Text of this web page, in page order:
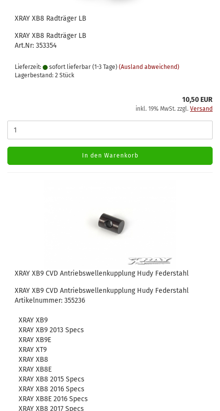
XRAY XB8 Radträger LB
XRAY XB8 Radträger LB
Art.Nr: 353354
Lieferzeit: sofort lieferbar (1-3 Tage) (Ausland abweichend)
Lagerbestand: 2 Stück
10,50 EUR
inkl. 19% MwSt. zzgl. Versand
In den Warenkorb
XRAY XB9 CVD Antriebswellenkupplung Hudy Federstahl
XRAY XB9 CVD Antriebswellenkupplung Hudy Federstahl
Artikelnummer: 355236
XRAY XB9
XRAY XB9 2013 Specs
XRAY XB9E
XRAY XT9
XRAY XB8
XRAY XB8E
XRAY XB8 2015 Specs
XRAY XB8 2016 Specs
XRAY XB8E 2016 Specs
XRAY XB8 2017 Specs